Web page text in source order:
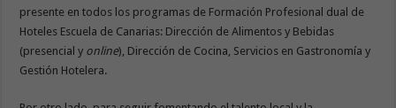
presente en todos los programas de Formación Profesional dual de
Hoteles Escuela de Canarias: Dirección de Alimentos y Bebidas
(presencial y online), Dirección de Cocina, Servicios en Gastronomía y
Gestión Hotelera.